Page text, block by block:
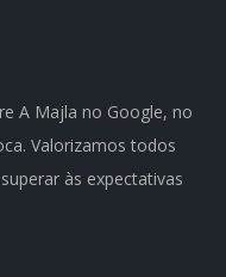
A Majla no Google, no
Valorizamos todos
às expectativas